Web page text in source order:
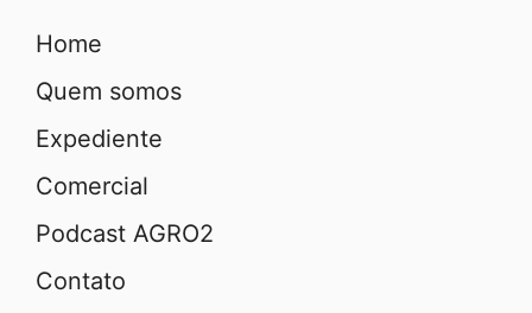
Home
Quem somos
Expediente
Comercial
Podcast AGRO2
Contato